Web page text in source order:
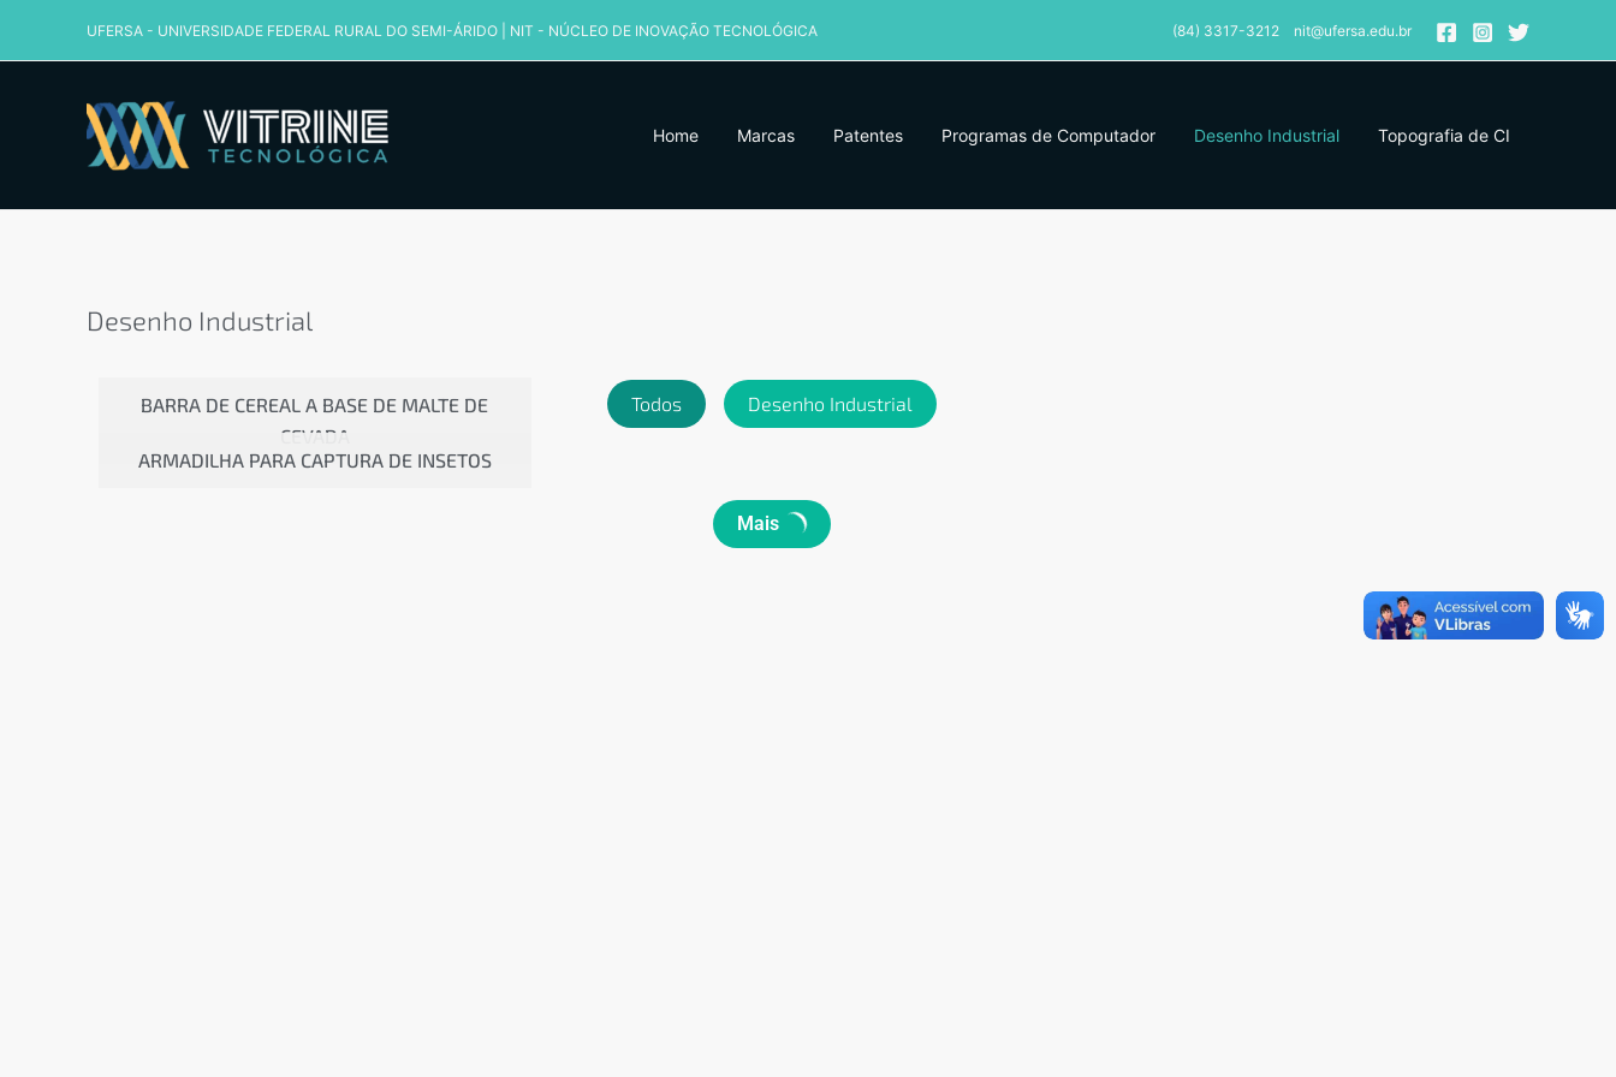
UFERSA - UNIVERSIDADE FEDERAL RURAL DO SEMI-ÁRIDO NIT - NÚCLEO DE INOVAÇÃO TECNOLÓGICA (84) 3317-3212 nit@ufersa.edu.br
Home Marcas Patentes Programas de Computador Desenho Industrial Topografia de CI
Desenho Industrial
Desenho Industrial
Todos Desenho Industrial
BARRA DE CEREAL A BASE DE MALTE DE
CEVADA
ARMADILHA PARA CAPTURA DE INSETOS
Mais